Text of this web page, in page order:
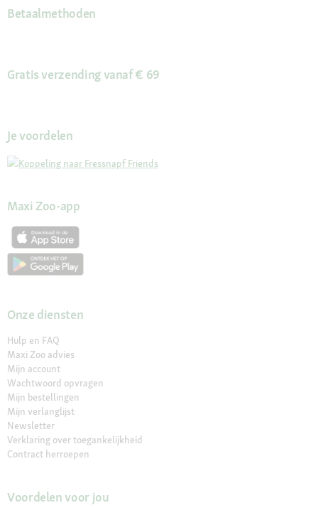
Betaalmethoden
Gratis verzending vanaf € 69
Je voordelen
Maxi Zoo-app
Onze diensten
Hulp en FAQ
Maxi Zoo advies
Mijn account
Wachtwoord opvragen
Mijn bestellingen
Mijn verlanglijst
Newsletter
Verklaring over toegankelijkheid
Contract herroepen
Voordelen voor jou